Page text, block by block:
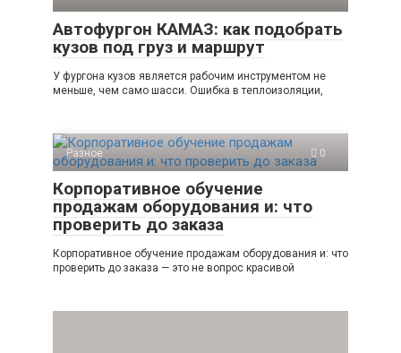
Автофургон КАМАЗ: как подобрать
кузов под груз и маршрут
У фургона кузов является рабочим инструментом не
меньше, чем само шасси. Ошибка в теплоизоляции,
Разное 0
Корпоративное обучение
продажам оборудования и: что
проверить до заказа
Корпоративное обучение продажам оборудования и: что
проверить до заказа — это не вопрос красивой